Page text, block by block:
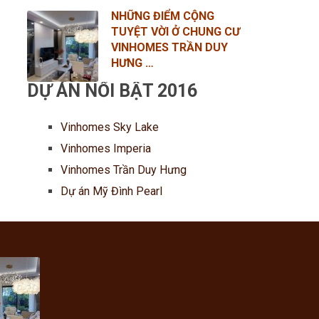
NHỮNG ĐIỂM CỘNG
TUYỆT VỜI Ở CHUNG CƯ
VINHOMES TRẦN DUY
HƯNG …
DỰ ÁN NỔI BẬT 2016
Vinhomes Sky Lake
Vinhomes Imperia
Vinhomes Trần Duy Hưng
Dự án Mỹ Đình Pearl
2017